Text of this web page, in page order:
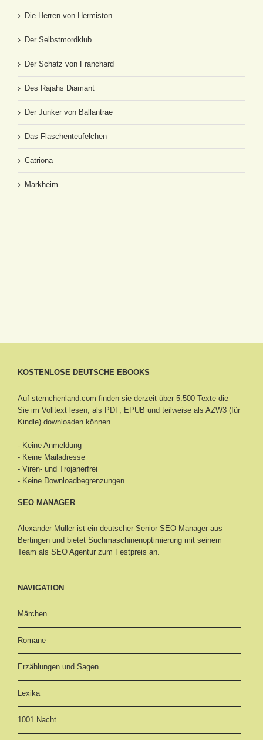
Die Herren von Hermiston
Der Selbstmordklub
Der Schatz von Franchard
Des Rajahs Diamant
Der Junker von Ballantrae
Das Flaschenteufelchen
Catriona
Markheim
KOSTENLOSE DEUTSCHE EBOOKS
Auf sternchenland.com finden sie derzeit über 5.500 Texte die
Sie im Volltext lesen, als PDF, EPUB und teilweise als AZW3 (für
Kindle) downloaden können.
- Keine Anmeldung
- Keine Mailadresse
- Viren- und Trojanerfrei
- Keine Downloadbegrenzungen
SEO MANAGER
Alexander Müller ist ein deutscher Senior SEO Manager aus
Bertingen und bietet Suchmaschinenoptimierung mit seinem
Team als SEO Agentur zum Festpreis an.
NAVIGATION
Märchen
Romane
Erzählungen und Sagen
Lexika
1001 Nacht